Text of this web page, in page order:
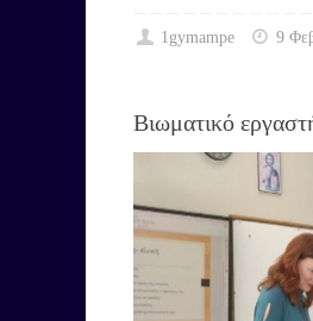
1gymampe 9
Βιωματικό